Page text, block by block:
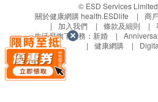
© ESD Services
關於健康網購 health.ESDlife
商
加入我們
條款及細則
生活易旗下業務： 新婚
健康網購